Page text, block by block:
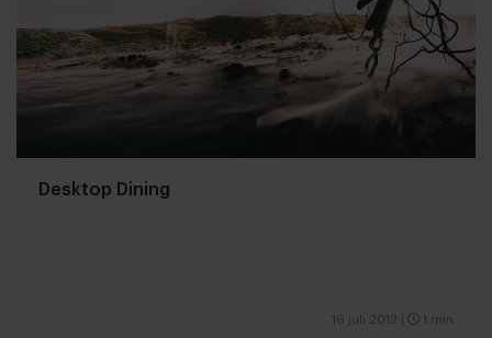
Desktop Dining
16 juli 2012 1 min